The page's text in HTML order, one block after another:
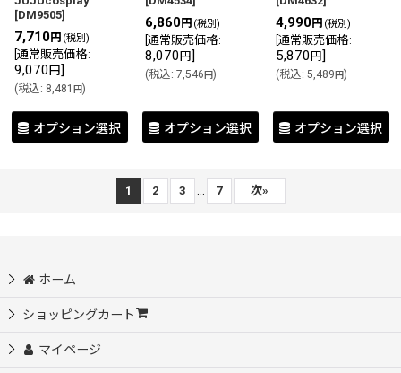
[DM9505]
7,710円 (税別)
通常販売価格:
9,070 円]
(税込: 8,481 円)
オプション選択
6,860円 (税別)
通常販売価格:
8,070 円]
(税込: 7,546円)
オプション選択
4,990円 (税別)
通常販売価格:
5,870 円]
(税込: 5,489円)
オプション選択
1 2 3 7 次»
ホーム
ショッピングカート
マイページ